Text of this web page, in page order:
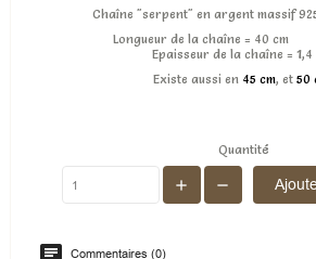
Chaîne "serpent" en argent massif
Longueur de la chaîne =
Epaisseur de la chaîne = 1,4
Existe aussi en 45 cm, et 50
Quantité
Commentaires (0)